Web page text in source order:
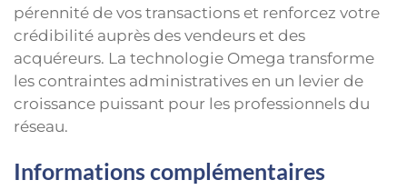
pérennité de vos transactions et renforcez votre
crédibilité auprès des vendeurs et des
acquéreurs. La technologie Omega transforme
les contraintes administratives en un levier de
croissance puissant pour les professionnels du
réseau.
Informations complémentaires